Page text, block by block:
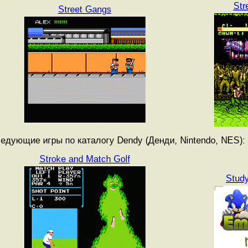
Street Gangs
игры по каталогу Dendy (Денди, Nintendo, NES):
Stroke and Match Golf